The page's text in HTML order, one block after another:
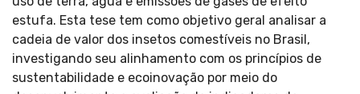
estufa. Esta tese tem como objetivo geral analisar a
cadeia de valor dos insetos comestíveis no Brasil,
investigando seu alinhamento com os princípios de
sustentabilidade e ecoinovação por meio do